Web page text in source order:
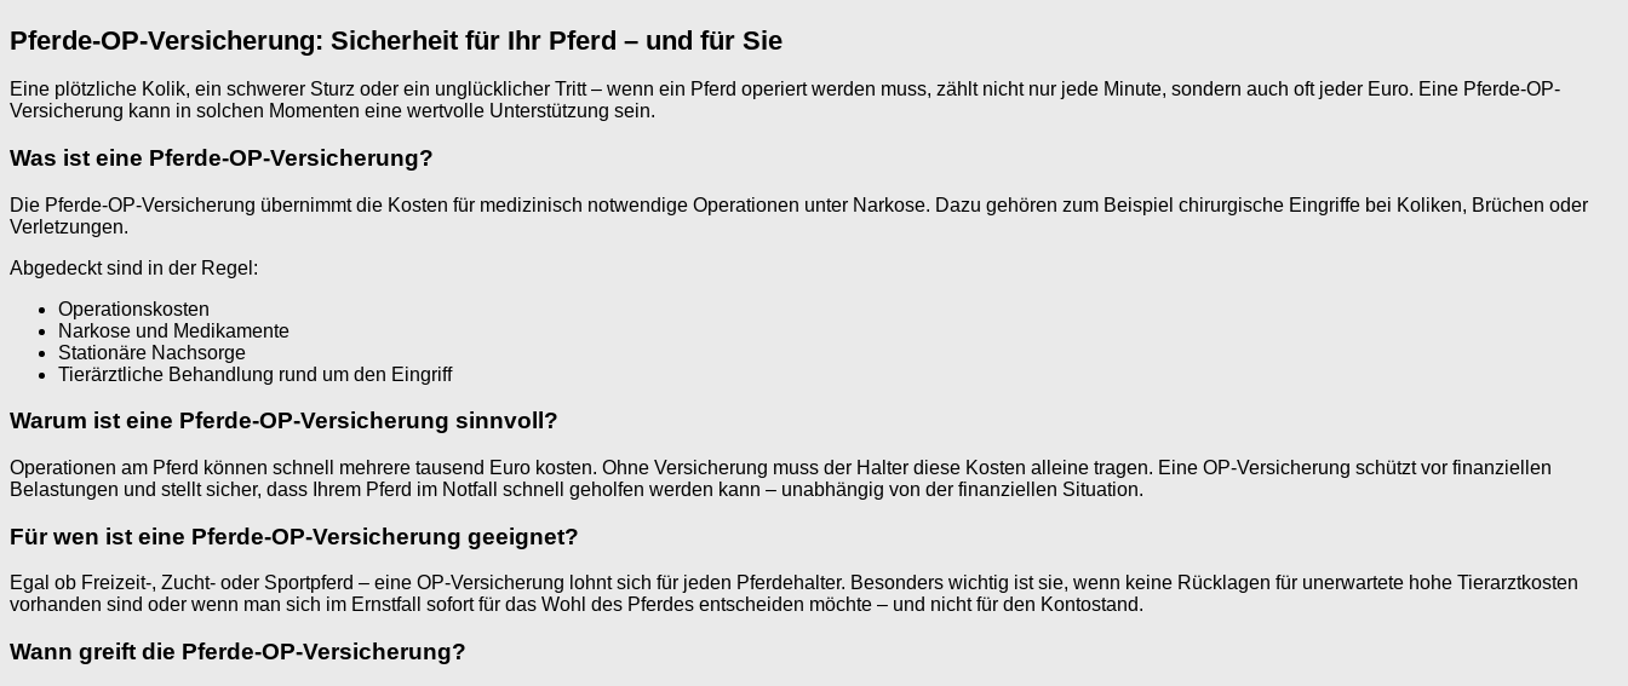
Pferde-OP-Versicherung: Sicherheit für Ihr Pferd – und für Sie
Eine plötzliche Kolik, ein schwerer Sturz oder ein unglücklicher Tritt – wenn ein Pferd operiert werden muss, zählt nicht nur jede Minute, sondern auch oft jeder Euro. Eine Pferde-OP-
Versicherung kann in solchen Momenten eine wertvolle Unterstützung sein.
Was ist eine Pferde-OP-Versicherung?
Die Pferde-OP-Versicherung übernimmt die Kosten für medizinisch notwendige Operationen unter Narkose. Dazu gehören zum Beispiel chirurgische Eingriffe bei Koliken, Brüchen oder
Verletzungen.
Abgedeckt sind in der Regel:
Operationskosten
Narkose und Medikamente
Stationäre Nachsorge
Tierärztliche Behandlung rund um den Eingriff
Warum ist eine Pferde-OP-Versicherung sinnvoll?
Operationen am Pferd können schnell mehrere tausend Euro kosten. Ohne Versicherung muss der Halter diese Kosten alleine tragen. Eine OP-Versicherung schützt vor finanziellen
Belastungen und stellt sicher, dass Ihrem Pferd im Notfall schnell geholfen werden kann – unabhängig von der finanziellen Situation.
Für wen ist eine Pferde-OP-Versicherung geeignet?
Egal ob Freizeit-, Zucht- oder Sportpferd – eine OP-Versicherung lohnt sich für jeden Pferdehalter. Besonders wichtig ist sie, wenn keine Rücklagen für unerwartete hohe Tierarztkosten
vorhanden sind oder wenn man sich im Ernstfall sofort für das Wohl des Pferdes entscheiden möchte – und nicht für den Kontostand.
Wann greift die Pferde-OP-Versicherung?